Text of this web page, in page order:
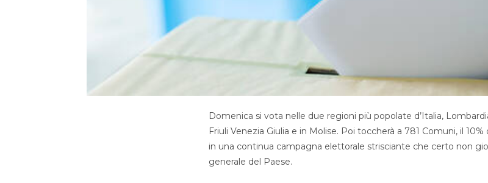
Domenica si vota nelle due regioni più popolate d’Italia,
Friuli Venezia Giulia e in Molise. Poi toccherà a 781 Comuni, il
in una continua campagna elettorale strisciante che certo non
generale del Paese.